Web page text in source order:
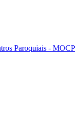
Paroquiais - MOCP